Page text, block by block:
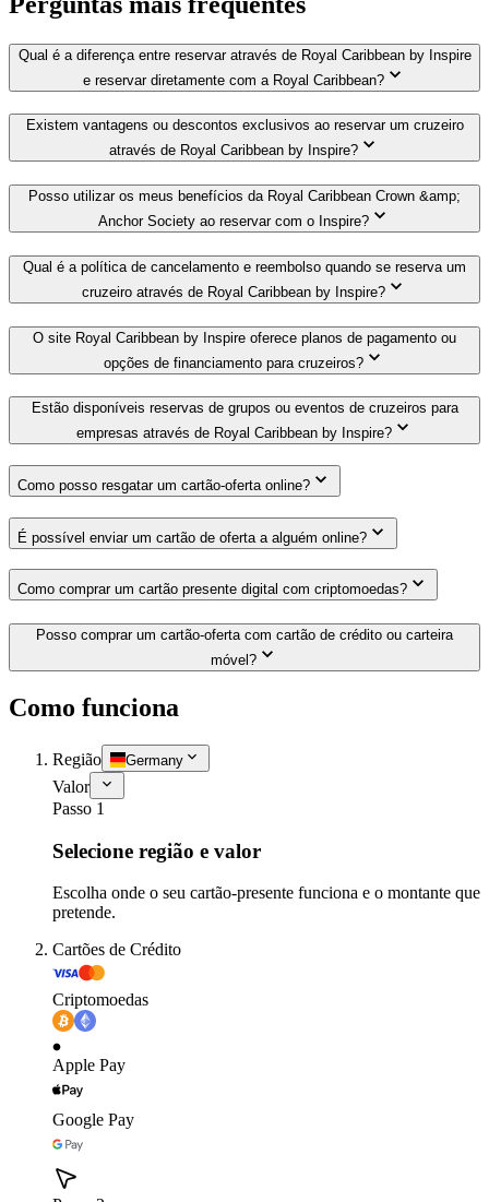
Qual é a diferença entre reservar através de Royal Caribbean by Inspire
e reservar diretamente com a Royal Caribbean?
Existem vantagens ou descontos exclusivos ao reservar um cruzeiro
através de Royal Caribbean by Inspire?
Posso utilizar os meus benefícios da Royal Caribbean Crown &amp;
Anchor Society ao reservar com o Inspire?
Qual é a política de cancelamento e reembolso quando se reserva um
cruzeiro através de Royal Caribbean by Inspire?
O site Royal Caribbean by Inspire oferece planos de pagamento ou
opções de financiamento para cruzeiros?
Estão disponíveis reservas de grupos ou eventos de cruzeiros para
empresas através de Royal Caribbean by Inspire?
Como posso resgatar um cartão-oferta online?
É possível enviar um cartão de oferta a alguém online?
Como comprar um cartão presente digital com criptomoedas?
Posso comprar um cartão-oferta com cartão de crédito ou carteira
móvel?
Como funciona
Região Germany
Valor
Passo 1
Selecione região e valor
Escolha onde o seu cartão-presente funciona e o montante que
pretende.
Cartões de Crédito
Criptomoedas
Apple Pay
Google Pay